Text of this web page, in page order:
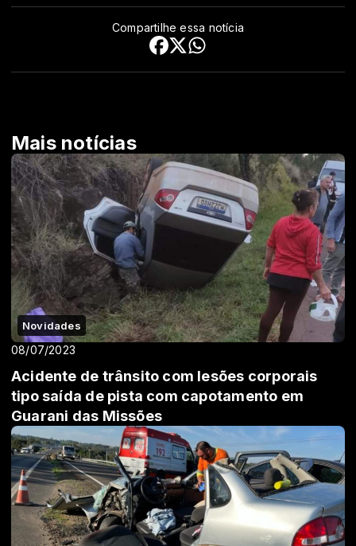
Compartilhe essa notícia
Mais notícias
Novidades
08/07/2023
Acidente de trânsito com lesões corporais
tipo saída de pista com capotamento em
Guarani das Missões